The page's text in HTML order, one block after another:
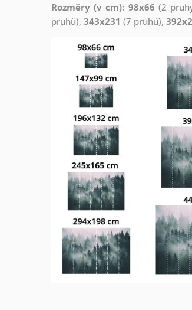
Rozměry (v cm): 98x66 (2
pruhů), 343x231 (7 pruhů),